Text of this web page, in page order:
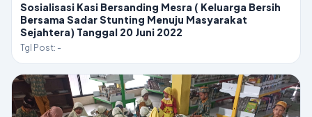
Sosialisasi Kasi Bersanding Mesra ( Keluarga Bersih
Bersama Sadar Stunting Menuju Masyarakat
Sejahtera) Tanggal 20 Juni 2022
Tgl Post: -